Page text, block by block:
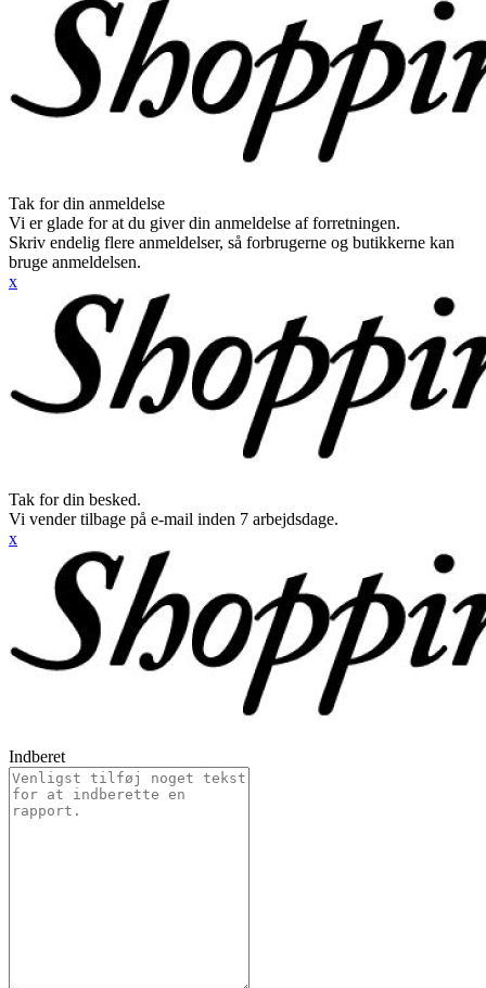
Tak for din anmeldelse
Vi er glade for at du giver din anmeldelse af forretningen.
Skriv endelig flere anmeldelser, så forbrugerne og butikkerne kan
bruge anmeldelsen.
x
Tak for din besked.
Vi vender tilbage på e-mail inden 7 arbejdsdage.
x
Indberet